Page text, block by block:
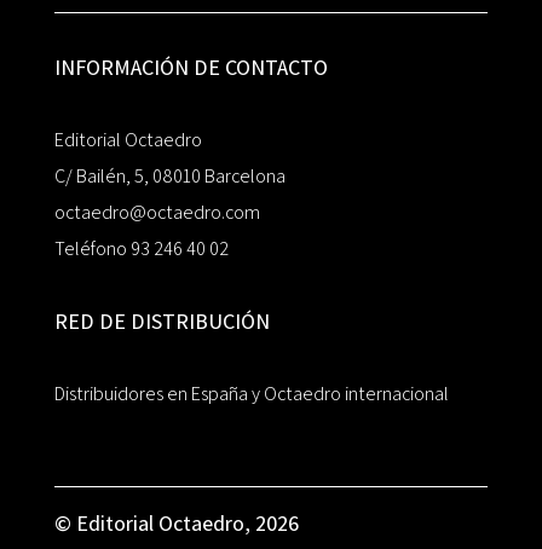
INFORMACIÓN DE CONTACTO
Editorial Octaedro
C/ Bailén, 5, 08010 Barcelona
octaedro@octaedro.com
Teléfono 93 246 40 02
RED DE DISTRIBUCIÓN
Distribuidores en España y Octaedro internacional
© Editorial Octaedro, 2026